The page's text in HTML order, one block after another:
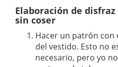
Elaboración de
sin coser
Hacer un patrón con
del vestido. Esto no
necesario, pero yo